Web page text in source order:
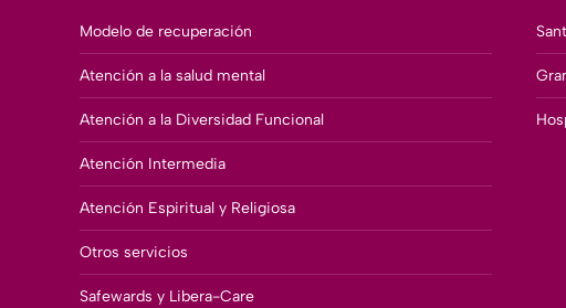
Modelo de recuperación
Atención a la salud mental
Atención a la Diversidad Funcional
Atención Intermedia
Atención Espiritual y Religiosa
Otros servicios
Safewards y Libera-Care